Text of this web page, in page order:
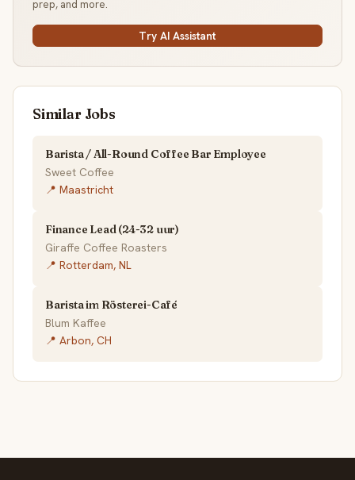
prep, and more.
Try AI Assistant
Similar Jobs
Barista / All-Round Coffee Bar Employee
Sweet Coffee
📍 Maastricht
Finance Lead (24-32 uur)
Giraffe Coffee Roasters
📍 Rotterdam, NL
Barista im Rösterei-Café
Blum Kaffee
📍 Arbon, CH